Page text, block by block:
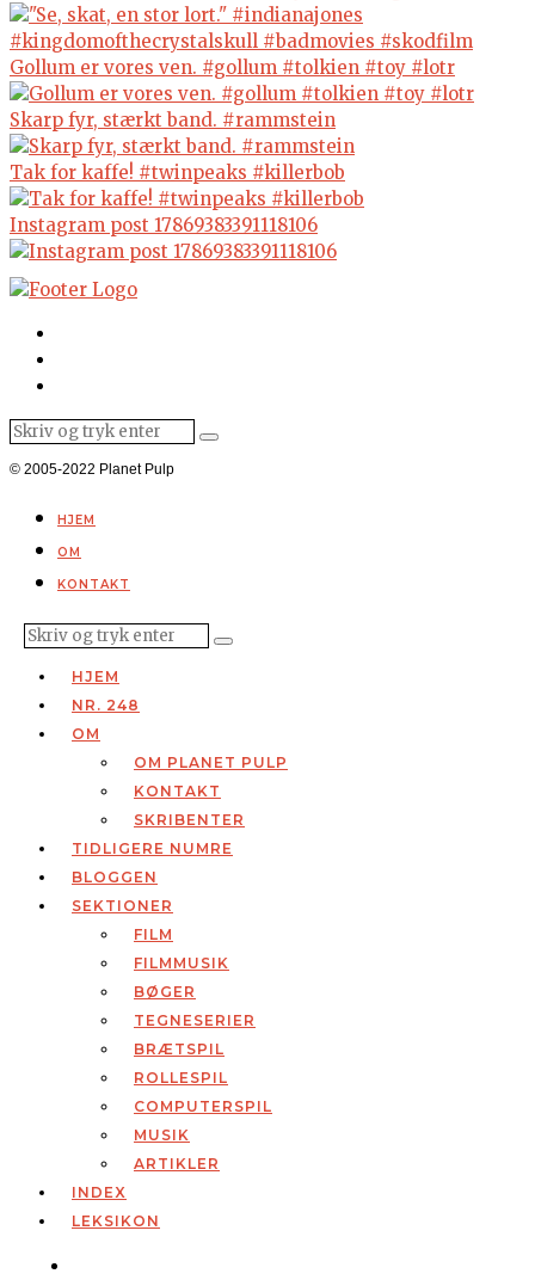
Gollum er vores ven. #gollum #tolkien #toy #lotr
Skarp fyr, stærkt band. #rammstein
Tak for kaffe! #twinpeaks #killerbob
Instagram post 17869383391118106
© 2005-2022 Planet Pulp
HJEM
OM
KONTAKT
HJEM
NR. 248
OM
OM PLANET PULP
KONTAKT
SKRIBENTER
TIDLIGERE NUMRE
BLOGGEN
SEKTIONER
FILM
FILMMUSIK
BØGER
TEGNESERIER
BRÆTSPIL
ROLLESPIL
COMPUTERSPIL
MUSIK
ARTIKLER
INDEX
LEKSIKON